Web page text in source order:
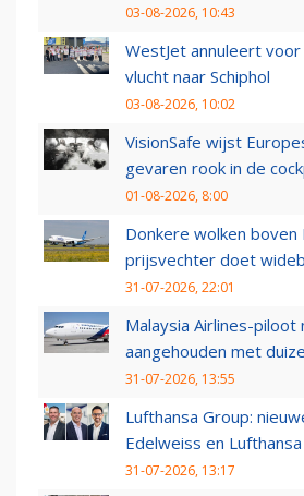
03-08-2026, 10:43
WestJet annuleert
vlucht naar Schiphol
03-08-2026, 10:02
VisionSafe wijst
gevaren rook in de
01-08-2026, 8:00
Donkere wolken boven
prijsvechter doet
31-07-2026, 22:01
Malaysia Airlines-piloot
aangehouden met
31-07-2026, 13:55
Lufthansa Group:
Edelweiss en
31-07-2026, 13:17